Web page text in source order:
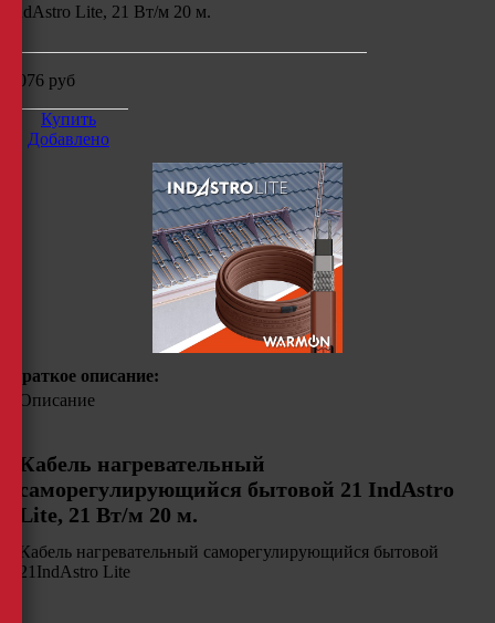
IndAstro Lite, 21 Вт/м 20 м.
5076 руб
Купить
Добавлено
Краткое описание:
Описание
Кабель нагревательный
саморегулирующийся бытовой 21 IndAstro
Lite, 21 Вт/м 20 м.
Кабель нагревательный саморегулирующийся бытовой
21IndAstro Lite